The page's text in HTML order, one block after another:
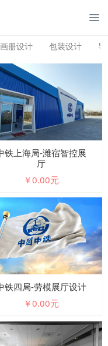
画册设计 包装设计
铁上海局-潍宿智控展
厅
￥0.00元
铁四局-劳模展厅设计
￥0.00元